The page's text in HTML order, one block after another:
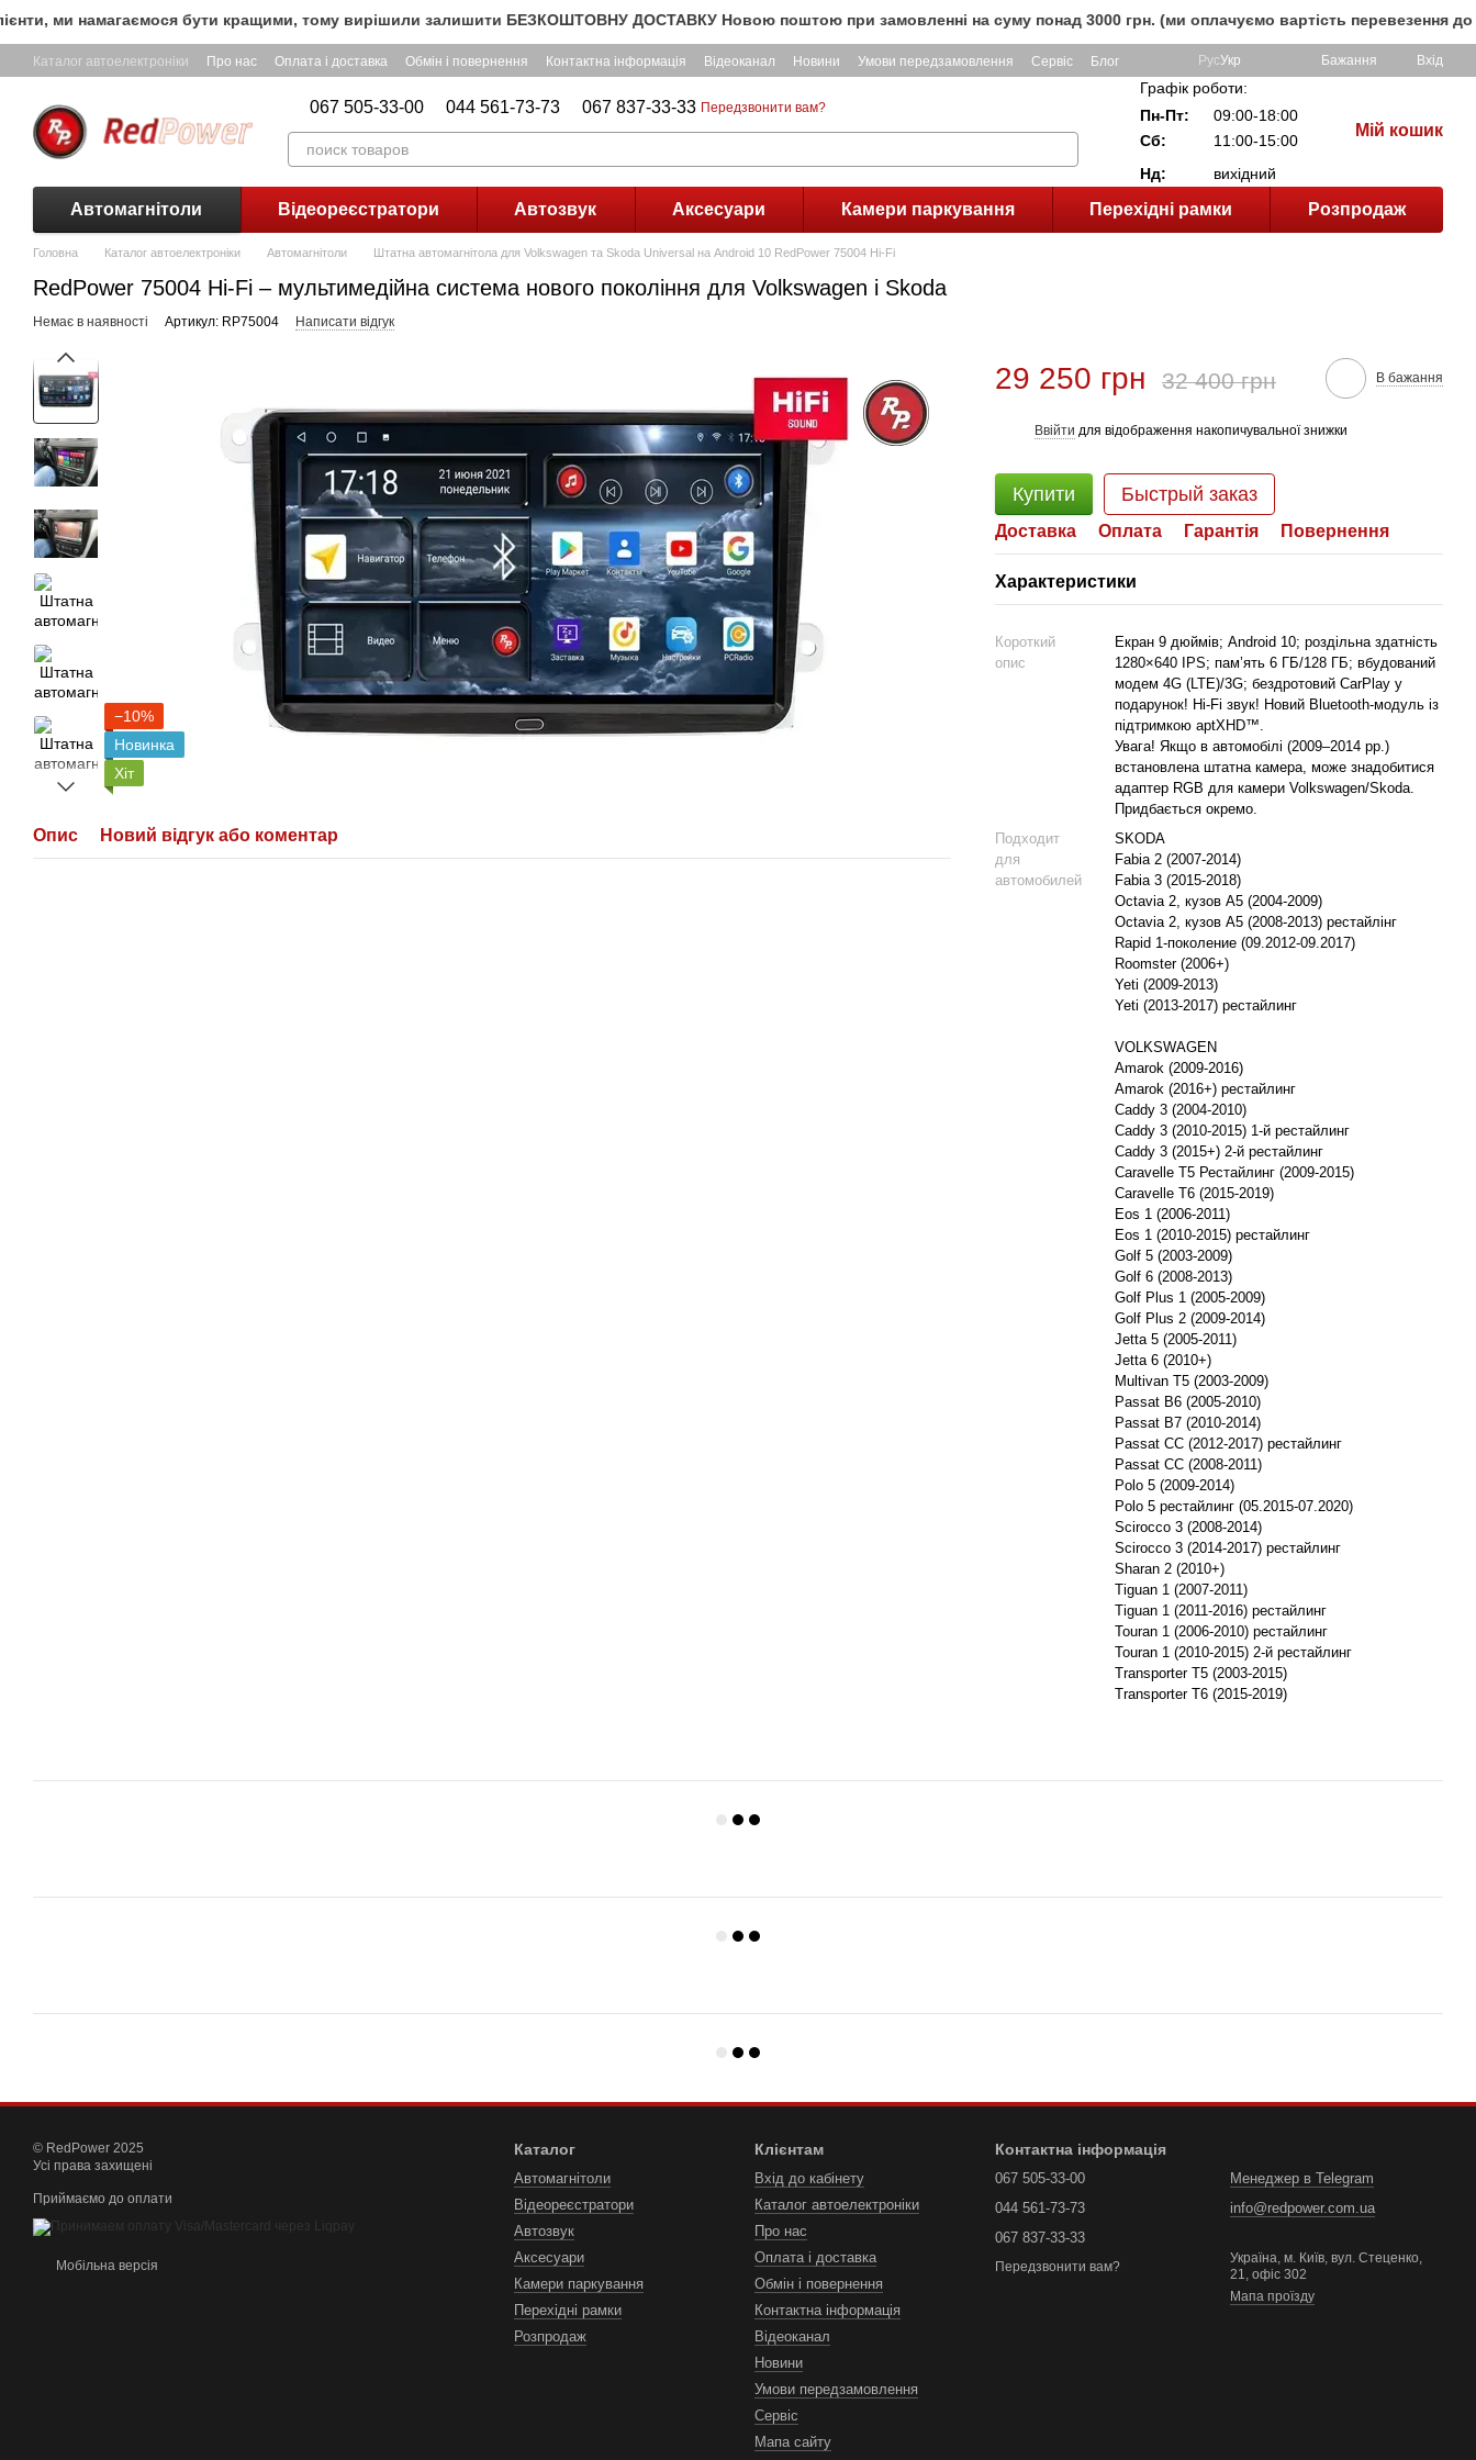
Перейти до основного контенту
ми намагаємося бути кращими, тому вирішили залишити БЕЗКОШТОВНУ ДОСТАВКУ Новою поштою при замовленні на суму понад 3000 грн. (ми оплачуємо вартість перевезення до
Каталог автоелектроніки Про нас Оплата і доставка Обмін і повернення Контактна інформація Відеоканал Новини Умови передзамовлення Сервіс Блог РусУкр Бажання Вхід
067 505-33-00 044 561-73-73 067 837-33-33 Передзвонити вам?
Графік роботи:
Пн-Пт:
09:00-18:00
Сб:
11:00-15:00
Нд:
вихідний
Мій кошик
Автомагнітоли Відеореєстратори Автозвук Аксесуари Камери паркування Перехідні рамки Розпродаж
Головна Каталог автоелектроніки Автомагнітоли Штатна автомагнітола для Volkswagen та Skoda Universal на Android 10 RedPower 75004 Hi-Fi
RedPower 75004 Hi-Fi – мультимедійна система нового покоління для Volkswagen і Skoda
Немає в наявності Артикул: RP75004 Написати відгук
−10%
Новинка
Хіт
Опис Новий відгук або коментар
29 250 грн 32 400 грн В бажання
Ввійти для відображення накопичувальної знижки
Купити Быстрый заказ
Доставка Оплата Гарантія Повернення
Характеристики
Короткий
опис
Екран 9 дюймів; Android 10; роздільна здатність
1280×640 IPS; пам’ять 6 ГБ/128 ГБ; вбудований
модем 4G (LTE)/3G; бездротовий CarPlay у
подарунок! Hi-Fi звук! Новий Bluetooth-модуль із
підтримкою aptXHD™.
Увага! Якщо в автомобілі (2009–2014 рр.)
встановлена штатна камера, може знадобитися
адаптер RGB для камери Volkswagen/Skoda.
Придбається окремо.
Подходит
для
автомобилей
SKODA
Fabia 2 (2007-2014)
Fabia 3 (2015-2018)
Octavia 2, кузов A5 (2004-2009)
Octavia 2, кузов A5 (2008-2013) рестайлінг
Rapid 1-поколение (09.2012-09.2017)
Roomster (2006+)
Yeti (2009-2013)
Yeti (2013-2017) рестайлинг
VOLKSWAGEN
Amarok (2009-2016)
Amarok (2016+) рестайлинг
Caddy 3 (2004-2010)
Caddy 3 (2010-2015) 1-й рестайлинг
Caddy 3 (2015+) 2-й рестайлинг
Caravelle T5 Рестайлинг (2009-2015)
Caravelle T6 (2015-2019)
Eos 1 (2006-2011)
Eos 1 (2010-2015) рестайлинг
Golf 5 (2003-2009)
Golf 6 (2008-2013)
Golf Plus 1 (2005-2009)
Golf Plus 2 (2009-2014)
Jetta 5 (2005-2011)
Jetta 6 (2010+)
Multivan Т5 (2003-2009)
Passat B6 (2005-2010)
Passat B7 (2010-2014)
Passat CC (2012-2017) рестайлинг
Passat CC (2008-2011)
Polo 5 (2009-2014)
Polo 5 рестайлинг (05.2015-07.2020)
Scirocco 3 (2008-2014)
Scirocco 3 (2014-2017) рестайлинг
Sharan 2 (2010+)
Tiguan 1 (2007-2011)
Tiguan 1 (2011-2016) рестайлинг
Touran 1 (2006-2010) рестайлинг
Touran 1 (2010-2015) 2-й рестайлинг
Transporter T5 (2003-2015)
Transporter T6 (2015-2019)
© RedPower 2025
Усі права захищені
Приймаємо до оплати
Мобільна версія
Каталог
Автомагнітоли
Відеореєстратори
Автозвук
Аксесуари
Камери паркування
Перехідні рамки
Розпродаж
Клієнтам
Вхід до кабінету
Каталог автоелектроніки
Про нас
Оплата і доставка
Обмін і повернення
Контактна інформація
Відеоканал
Новини
Умови передзамовлення
Сервіс
Мапа сайту
Контактна інформація
067 505-33-00
044 561-73-73
067 837-33-33
Передзвонити вам?
Менеджер в Telegram
info@redpower.com.ua
Україна, м. Київ, вул. Стеценко,
21, офіс 302
Мапа проїзду